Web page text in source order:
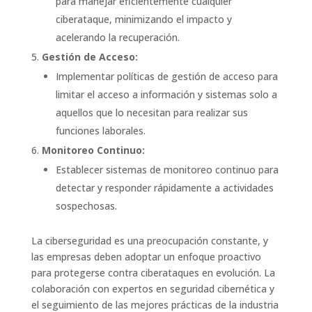
ciberataque, minimizando el impacto y
acelerando la recuperación.
Gestión de Acceso:
Implementar políticas de gestión de acceso para
limitar el acceso a información y sistemas solo a
aquellos que lo necesitan para realizar sus
funciones laborales.
Monitoreo Continuo:
Establecer sistemas de monitoreo continuo para
detectar y responder rápidamente a actividades
sospechosas.
La ciberseguridad es una preocupación constante, y
las empresas deben adoptar un enfoque proactivo
para protegerse contra ciberataques en evolución. La
colaboración con expertos en seguridad cibernética y
el seguimiento de las mejores prácticas de la industria